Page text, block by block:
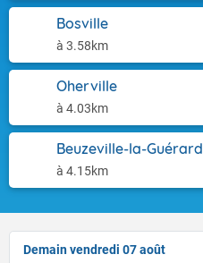
Bosville
à 3.58km
Oherville
à 4.03km
Beuzeville-la-Guérard
à 4.15km
Demain vendredi 07 août